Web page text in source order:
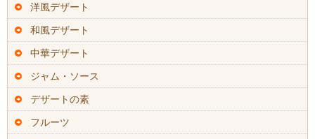
洋風デザート
和風デザート
中華デザート
ジャム・ソース
デザートの素
フルーツ